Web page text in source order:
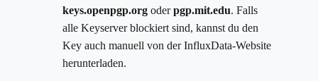
keys.openpgp.org oderpgp.mit.edu. Falls
alle Keyserver blockiert sind, kannst du den
Key auch manuell von der InfluxData-Website
herunterladen.